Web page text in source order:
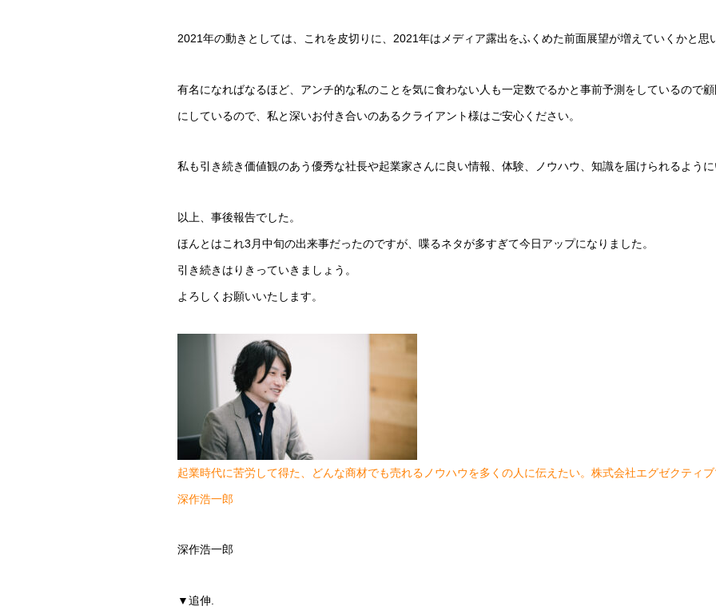
2021年の動きとしては、これを皮切りに、2021年はメディア露出をふくめた前面展望が増えていくかと思
有名になればなるほど、アンチ的な私のことを気に食わない人も一定数でるかと事前予測をしているので
にしているので、私と深いお付き合いのあるクライアント様はご安心ください。
私も引き続き価値観のあう優秀な社長や起業家さんに良い情報、体験、ノウハウ、知識を届けられるよう
以上、事後報告でした。
ほんとはこれ3月中旬の出来事だったのですが、喋るネタが多すぎて今日アップになりました。
引き続きはりきっていきましょう。
よろしくお願いいたします。
起業時代に苦労して得た、どんな商材でも売れるノウハウを多くの人に伝えたい。株式会社エグゼクティ
深作浩一郎
深作浩一郎
▼追伸.